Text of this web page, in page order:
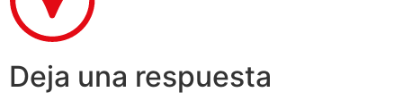
Deja una respuesta